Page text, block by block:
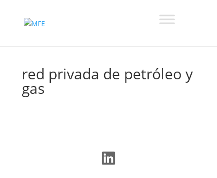
red privada de petróleo y
gas
LinkedIn